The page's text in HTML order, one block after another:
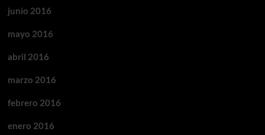
junio 2016
mayo 2016
abril 2016
marzo 2016
febrero 2016
enero 2016